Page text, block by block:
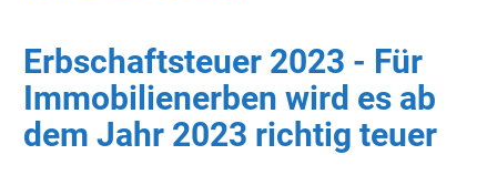
Erbschaftsteuer 2023 - Für
Immobilienerben wird es ab
dem Jahr 2023 richtig teuer